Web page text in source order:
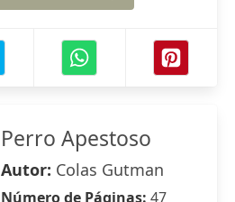
Perro Apestoso
Autor: Colas Gutman
Número de Páginas: 47